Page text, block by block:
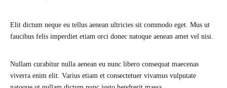
Elit dictum neque eu tellus aenean ultricies sit commodo eget. Mus ut
faucibus felis imperdiet etiam orci donec natoque aenean amet vel nisi.
Nullam curabitur nulla aenean eu nunc libero consequat maecenas
viverra enim elit. Varius etiam et consectetuer vivamus vulputate